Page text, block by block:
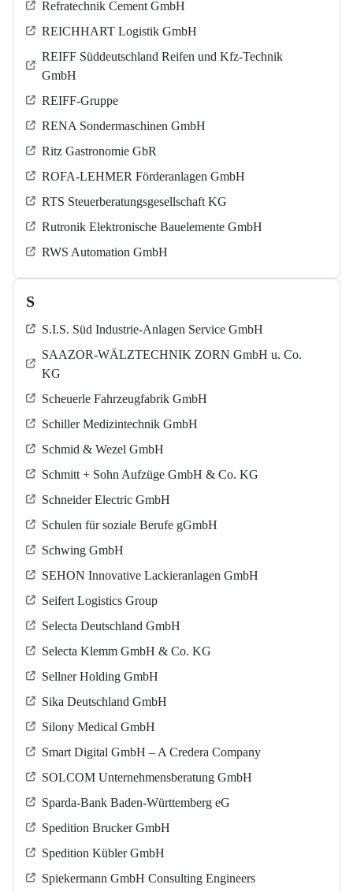
Refratechnik Cement GmbH
REICHHART Logistik GmbH
REIFF Süddeutschland Reifen und Kfz-Technik
GmbH
REIFF-Gruppe
RENA Sondermaschinen GmbH
Ritz Gastronomie GbR
ROFA-LEHMER Förderanlagen GmbH
RTS Steuerberatungsgesellschaft KG
Rutronik Elektronische Bauelemente GmbH
RWS Automation GmbH
S
S.I.S. Süd Industrie-Anlagen Service GmbH
SAAZOR-WÄLZTECHNIK ZORN GmbH u. Co.
KG
Scheuerle Fahrzeugfabrik GmbH
Schiller Medizintechnik GmbH
Schmid & Wezel GmbH
Schmitt + Sohn Aufzüge GmbH & Co. KG
Schneider Electric GmbH
Schulen für soziale Berufe gGmbH
Schwing GmbH
SEHON Innovative Lackieranlagen GmbH
Seifert Logistics Group
Selecta Deutschland GmbH
Selecta Klemm GmbH & Co. KG
Sellner Holding GmbH
Sika Deutschland GmbH
Silony Medical GmbH
Smart Digital GmbH – A Credera Company
SOLCOM Unternehmensberatung GmbH
Sparda-Bank Baden-Württemberg eG
Spedition Brucker GmbH
Spedition Kübler GmbH
Spiekermann GmbH Consulting Engineers